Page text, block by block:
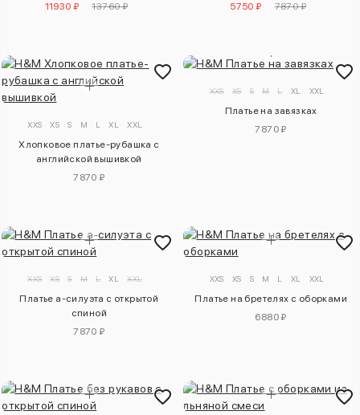
11930 ₽
13760 ₽
5750 ₽
7870 ₽
XXS XS S M L XL XXL
Хлопковое платье-рубашка с
английской вышивкой
7870 ₽
XXS XS S M L XL XXL
Платье на завязках
7870 ₽
XXS XS S M L XL XXL
Платье а-силуэта с открытой
спиной
7870 ₽
XXS XS S M L XL XXL
Платье на бретелях с оборками
6880 ₽